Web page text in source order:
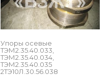
Упоры осевые
ТЭМ2.35.40.033,
ТЭМ2.35.40.034,
ТЭМ2.35.40.035
2ТЭ10Л.30.56.038